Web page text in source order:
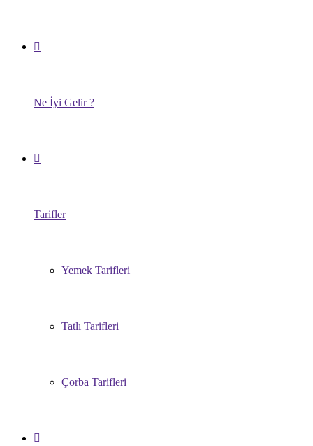
Ne İyi Gelir ?
Tarifler
Yemek Tarifleri
Tatlı Tarifleri
Çorba Tarifleri